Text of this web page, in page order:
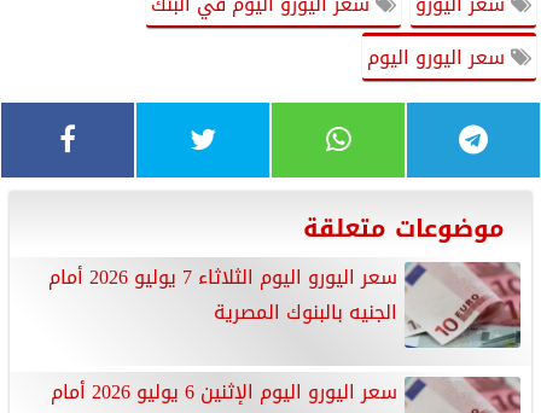
سعر اليورو اليوم
موضوعات متعلقة
سعر اليورو اليوم الثلاثاء 7 يوليو 2026 أمام
الجنيه بالبنوك المصرية
سعر اليورو اليوم الإثنين 6 يوليو 2026 أمام